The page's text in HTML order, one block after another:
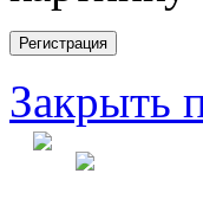
Закрыть